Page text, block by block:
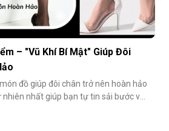
– "Vũ Khí Bí Mật" Giúp Đôi
đồ giúp đôi chân trở nên hoàn hảo
nhất giúp bạn tự tin sải bước với